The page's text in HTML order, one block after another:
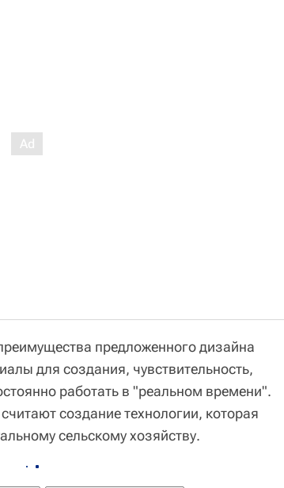
предложенного дизайна
для создания, чувствительность,
работать в "реальном времени".
создание технологии, которая
сельскому хозяйству.